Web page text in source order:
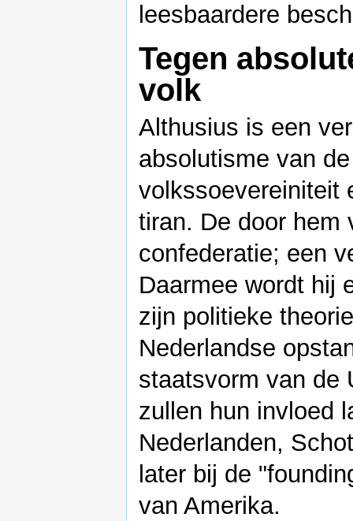
leesbaardere
Tegen
volk
Althusius is een
absolutisme van
volkssoevereiniteit
tiran. De door hem
confederatie; een
Daarmee wordt hij
zijn politieke
Nederlandse
staatsvorm van de
zullen hun invloed
Nederlanden,
later bij de
van Amerika.